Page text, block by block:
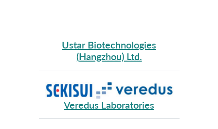
Ustar Biotechnologies
(Hangzhou) Ltd.
Veredus Laboratories